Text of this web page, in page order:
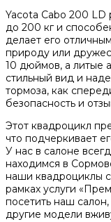
Yacota Cabo 200 LD
до 200 кг и
делает его
природу или
10 дюймов, а литые
стильный вид и
тормоза, как
безопасность и
Этот квадроцикл
что подчеркивает
У нас в салоне
находимся в
наши квадроциклы
рамках услуги
посетить наш
другие модели